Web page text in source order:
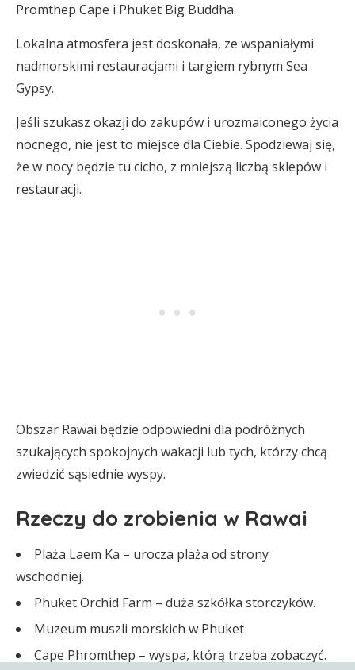
Promthep Cape i Phuket Big Buddha.
Lokalna atmosfera jest doskonała, ze wspaniałymi
nadmorskimi restauracjami i targiem rybnym Sea
Gypsy.
Jeśli szukasz okazji do zakupów i urozmaiconego życia
nocnego, nie jest to miejsce dla Ciebie. Spodziewaj się,
że w nocy będzie tu cicho, z mniejszą liczbą sklepów i
restauracji.
Obszar Rawai będzie odpowiedni dla podróżnych
szukających spokojnych wakacji lub tych, którzy chcą
zwiedzić sąsiednie wyspy.
Rzeczy do zrobienia w Rawai
Plaża Laem Ka – urocza plaża od strony
wschodniej.
Phuket Orchid Farm – duża szkółka storczyków.
Muzeum muszli morskich w Phuket
Cape Phromthep – wyspa, którą trzeba zobaczyć.